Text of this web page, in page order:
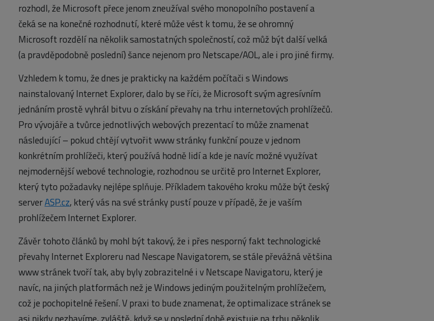
rozhodl, že Microsoft přece jenom zneužíval svého monopolního postavení a
čeká se na konečné rozhodnutí, které může vést k tomu, že se ohromný
Microsoft rozdělí na několik samostatných společností, což můž být další velká
(a pravděpodobně poslední) šance nejenom pro Netscape/AOL, ale i pro jiné firmy.
Vzhledem k tomu, že dnes je prakticky na každém počítači s Windows
nainstalovaný Internet Explorer, dalo by se říci, že Microsoft svým agresívním
jednáním prostě vyhrál bitvu o získání převahy na trhu internetových prohlížečů.
Pro vývojáře a tvůrce jednotlivých webových prezentací to může znamenat
následující – pokud chtějí vytvořit www stránky funkční pouze v jednom
konkrétním prohlížeči, který používá hodně lidí a kde je navíc možné využívat
nejmodernější webové technologie, rozhodnou se určitě pro Internet Explorer,
který tyto požadavky nejlépe splňuje. Příkladem takového kroku může být český
serverASP.cz, který vás na své stránky pustí pouze v případě, že je vaším
prohlížečem Internet Explorer.
Závěr tohoto článků by mohl být takový, že i přes nesporný fakt technologické
převahy Internet Exploreru nad Nescape Navigatorem, se stále převážná většina
www stránek tvoří tak, aby byly zobrazitelné i v Netscape Navigatoru, který je
navíc, na jiných platformách než je Windows jediným použitelným prohlížečem,
což je pochopitelné řešení. V praxi to bude znamenat, že optimalizace stránek se
asi nikdy nezbavíme, zvláště, když se v poslední době existuje na trhu několik